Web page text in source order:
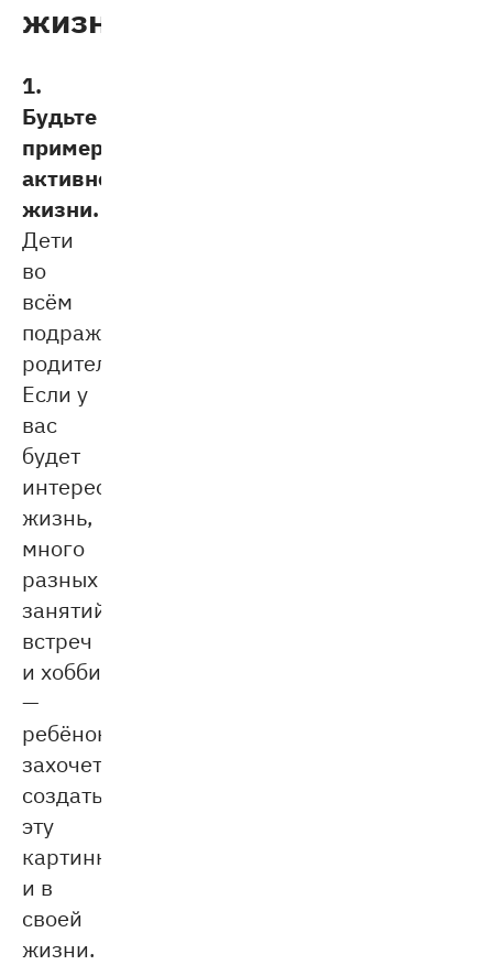
жизнь
1.
Будьте
примером
активной
жизни.
Дети
во
всём
подражают
родителям.
Если у
вас
будет
интересная
жизнь,
много
разных
занятий,
встреч
и хобби
—
ребёнок
захочет
создать
эту
картинку
и в
своей
жизни.